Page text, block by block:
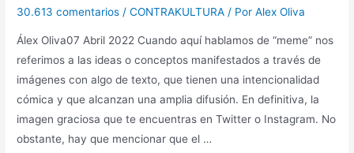
30.613 comentarios /CONTRAKULTURA / PorAlex Oliva
Álex Oliva07 Abril 2022 Cuando aquí hablamos de “meme” nos
referimos a las ideas o conceptos manifestados a través de
imágenes con algo de texto, que tienen una intencionalidad
cómica y que alcanzan una amplia difusión. En definitiva, la
imagen graciosa que te encuentras en Twitter o Instagram. No
obstante, hay que mencionar que el …